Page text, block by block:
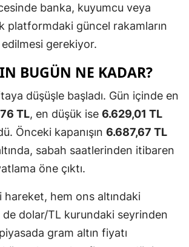
banka, kuyumcu veya
platformdaki güncel rakamların
gerekiyor.
BUGÜN NE KADAR?
düşüşle başladı. Gün içinde en
TL, en düşük ise 6.629,01 TL
Önceki kapanışın 6.687,67 TL
sabah saatlerinden itibaren
öne çıktı.
hareket, hem ons altındaki
dolar/TL kurundaki seyrinden
gram altın fiyatı